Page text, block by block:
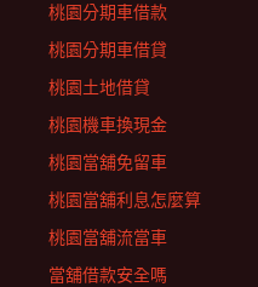
桃園分期車借款
桃園分期車借貸
桃園土地借貸
桃園機車換現金
桃園當舖免留車
桃園當舖利息怎麼算
桃園當舖流當車
當舖借款安全嗎